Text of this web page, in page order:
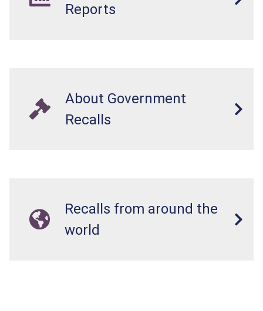
Reports
About Government
Recalls
Recalls from around the
world